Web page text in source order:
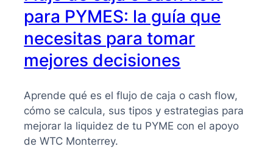
para PYMES: la guía que
necesitas para tomar
mejores decisiones
Aprende qué es el flujo de caja o cash flow,
cómo se calcula, sus tipos y estrategias para
mejorar la liquidez de tu PYME con el apoyo
de WTC Monterrey.